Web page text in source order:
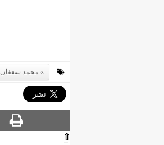
محمد سعفان
⇧